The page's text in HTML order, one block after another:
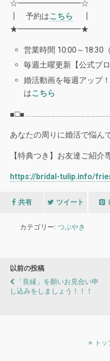
☆━━━━━━━━☆
┃ 予約はこちら
★━━━━━━━━★
営業時間 10:00～18:30
毎週土曜更新【公式ブ
婚活動画を毎週アップ
はこちら
あなたの周りに婚活で悩ん
【特典つき】お友達ご紹介
https://bridal-tulip.info/
共有 ツイート
カテゴリー: つぶやき
以前の投稿
「良縁」を願いお見合い申
し込みをしましょう！！！
トッ